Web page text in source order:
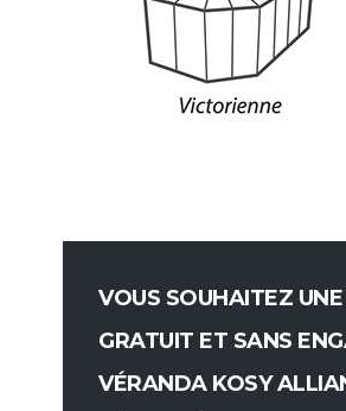
VOUS SOUHAITEZ
GRATUIT ET SANS
VÉRANDA KOSY